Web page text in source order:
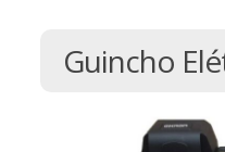
Guincho